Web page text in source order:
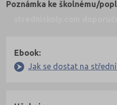
Poznámka ke školnému/
stredniskoly.com
Ebook:
Jak se dostat na